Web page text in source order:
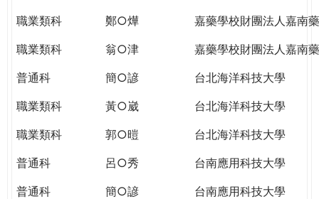
職業類科
鄭○燁
嘉藥學校財團法人嘉南
職業類科
翁○津
嘉藥學校財團法人嘉南
普通科
簡○諺
台北海洋科技大學
職業類科
黃○崴
台北海洋科技大學
職業類科
郭○暟
台北海洋科技大學
普通科
呂○秀
台南應用科技大學
普通科
簡○諺
台南應用科技大學